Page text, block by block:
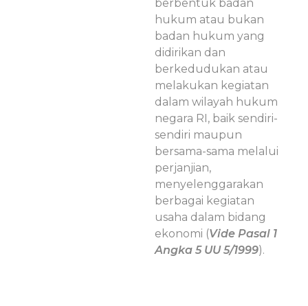
berbentuk badan
hukum atau bukan
badan hukum yang
didirikan dan
berkedudukan atau
melakukan kegiatan
dalam wilayah hukum
negara RI, baik sendiri-
sendiri maupun
bersama-sama melalui
perjanjian,
menyelenggarakan
berbagai kegiatan
usaha dalam bidang
ekonomi (Vide Pasal 1
Angka 5 UU 5/1999).